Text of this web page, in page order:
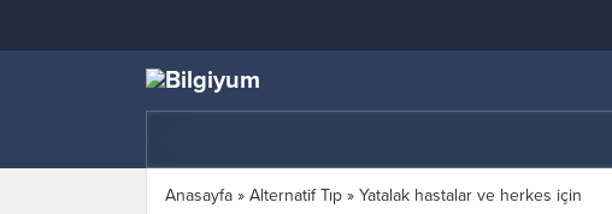
Anasayfa » Alternatif Tıp » Yatalak hastalar ve herkes için